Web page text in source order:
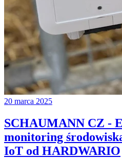
20 marca 2025
SCHAUMANN CZ -
monitoring
IoT od HARDWARIO